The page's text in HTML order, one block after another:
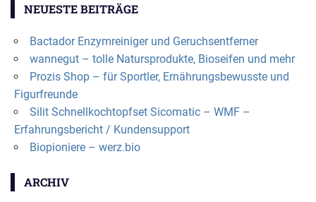
NEUESTE BEITRÄGE
Bactador Enzymreiniger und Geruchsentferner
wannegut – tolle Natursprodukte, Bioseifen und mehr
Prozis Shop – für Sportler, Ernährungsbewusste und
Figurfreunde
Silit Schnellkochtopfset Sicomatic – WMF –
Erfahrungsbericht / Kundensupport
Biopioniere – werz.bio
ARCHIV